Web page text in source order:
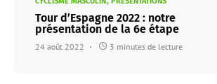
Tour d’Espagne 2022 : notre
présentation de la 6e étape
24 août 2022 3 minutes de lecture